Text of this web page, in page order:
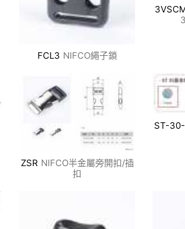
FCL3 NIFCO繩子鎖
ZSR NIFCO半金屬旁開扣/插
扣
ST-